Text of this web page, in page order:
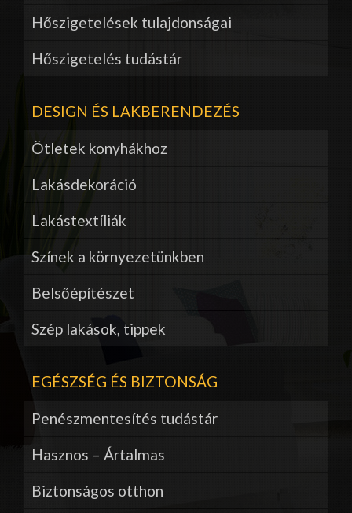
Hőszigetelések tulajdonságai
Hőszigetelés tudástár
DESIGN ÉS LAKBERENDEZÉS
Ötletek konyhákhoz
Lakásdekoráció
Lakástextíliák
Színek a környezetünkben
Belsőépítészet
Szép lakások, tippek
EGÉSZSÉG ÉS BIZTONSÁG
Penészmentesítés tudástár
Hasznos – Ártalmas
Biztonságos otthon